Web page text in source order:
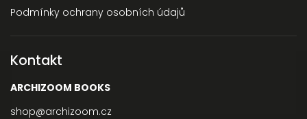
Podmínky ochrany osobních údajů
Kontakt
ARCHIZOOM BOOKS
shop@archizoom.cz